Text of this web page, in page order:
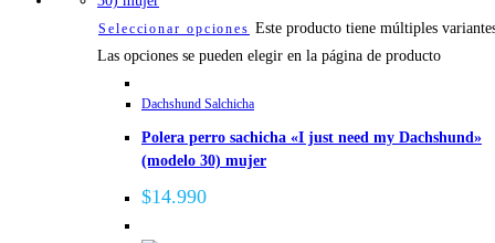
Seleccionar opciones Este producto tiene múltiples
Las opciones se pueden elegir en la página de producto
Dachshund Salchicha
Polera perro sachicha «I just need my Dachshund»
(modelo 30) mujer
$14.990